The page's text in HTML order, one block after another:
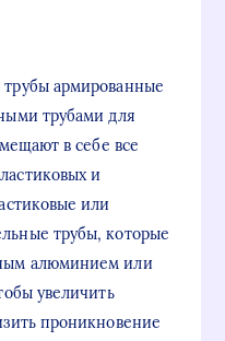
армированные
трубами для
в себе все
и
или
трубы, которые
алюминием или
увеличить
проникновение